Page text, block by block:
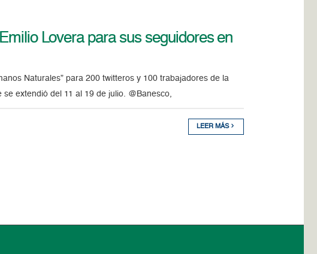
Lovera para sus seguidores en
Naturales” para 200 twitteros y 100 trabajadores de la
extendió del 11 al 19 de julio. @Banesco,
LEER MÁS